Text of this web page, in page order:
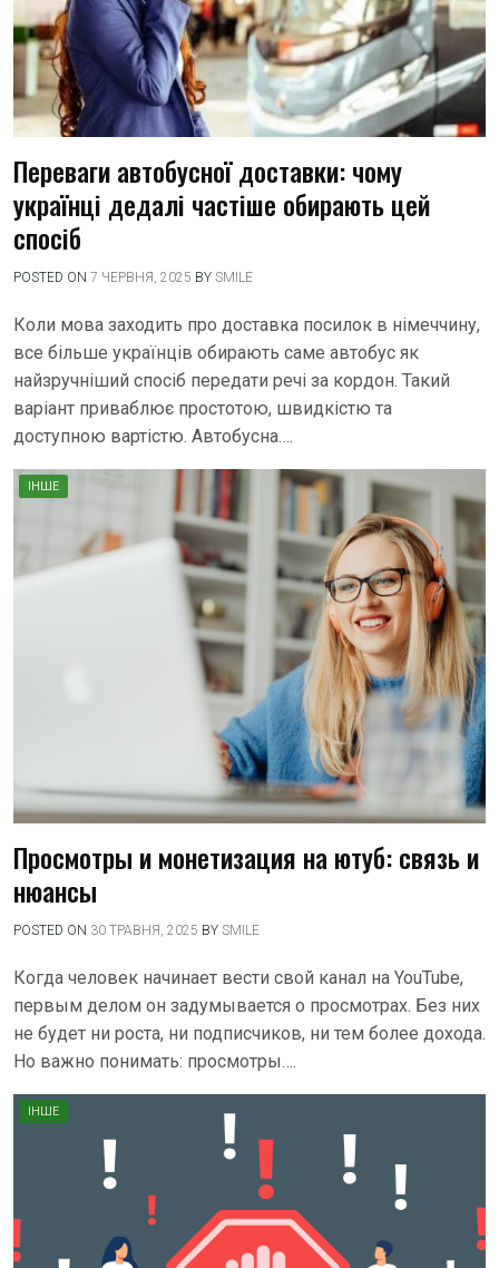
Переваги автобусної доставки: чому
українці дедалі частіше обирають цей
спосіб
POSTED ON 7 ЧЕРВНЯ, 2025 BY SMILE
Коли мова заходить про доставка посилок в німеччину,
все більше українців обирають саме автобус як
найзручніший спосіб передати речі за кордон. Такий
варіант приваблює простотою, швидкістю та
доступною вартістю. Автобусна….
ІНШЕ
Просмотры и монетизация на ютуб: связь и
нюансы
POSTED ON 30 ТРАВНЯ, 2025 BY SMILE
Когда человек начинает вести свой канал на YouTube,
первым делом он задумывается о просмотрах. Без них
не будет ни роста, ни подписчиков, ни тем более дохода.
Но важно понимать: просмотры….
ІНШЕ